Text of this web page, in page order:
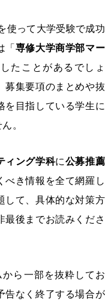
使って大学受験で成功
「 専修大学商学部マー
たことがあるでしょ
募集要項のまとめや抜
を目指している学生に
。
ィング学科に公募推薦
べき情報を全て網羅し
して、具体的な対策方
最後までお読みくださ
ら一部を抜粋してお
告なく終了する場合が